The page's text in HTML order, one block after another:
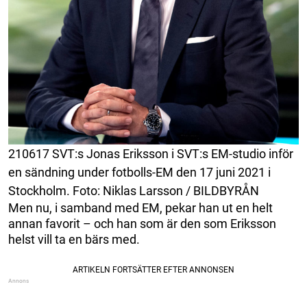
210617 SVT:s Jonas Eriksson i SVT:s EM-studio inför
en sändning under fotbolls-EM den 17 juni 2021 i
Stockholm. Foto: Niklas Larsson / BILDBYRÅN
Men nu, i samband med EM, pekar han ut en helt
annan favorit – och han som är den som Eriksson
helst vill ta en bärs med.